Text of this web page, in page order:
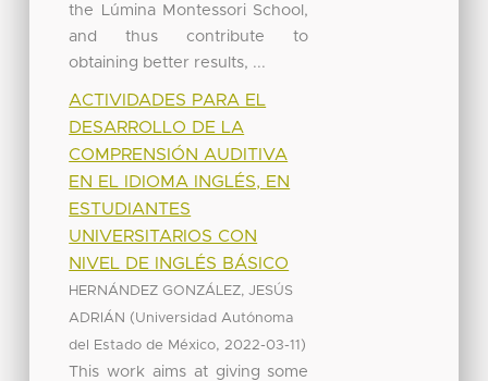
the Lúmina Montessori School,
and thus contribute to
obtaining better results, ...
ACTIVIDADES PARA EL
DESARROLLO DE LA
COMPRENSIÓN AUDITIVA
EN EL IDIOMA INGLÉS, EN
ESTUDIANTES
UNIVERSITARIOS CON
NIVEL DE INGLÉS BÁSICO
HERNÁNDEZ GONZÁLEZ, JESÚS
ADRIÁN (Universidad Autónoma
del Estado de México, 2022-03-11 )
This work aims at giving some